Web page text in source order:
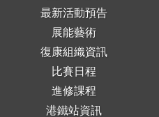
最新活動預告
展能藝術
復康組織資訊
比賽日程
進修課程
港鐵站資訊